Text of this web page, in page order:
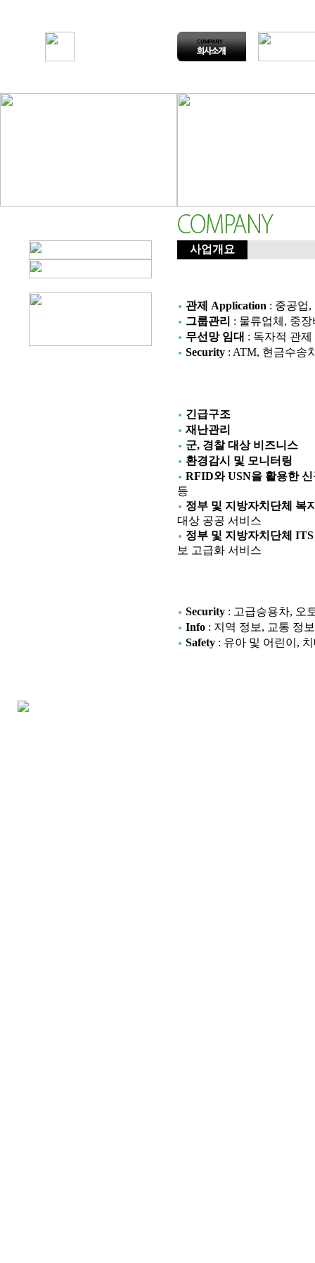
사업개요
관제 Application : 중공업,
그룹관리 : 물류업체, 중
무선망 임대 : 독자적 관
Security : ATM, 현금수송
긴급구조
재난관리
군, 경찰 대상 비즈니스
환경감시 및 모니터링
RFID와 USN을 활용한
등
정부 및 지방자치단체 복
대상 공공 서비스
정부 및 지방자치단체
보 고급화 서비스
Security : 고급승용차, 오
Info : 지역 정보, 교통 정
Safety : 유아 및 어린이,